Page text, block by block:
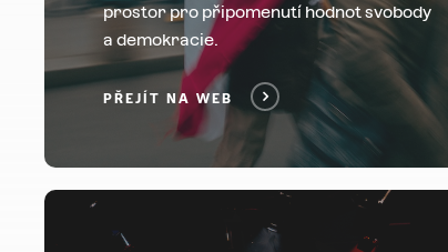
prostor pro připomenutí hodnot svobody
a demokracie.
PŘEJÍT NA WEB